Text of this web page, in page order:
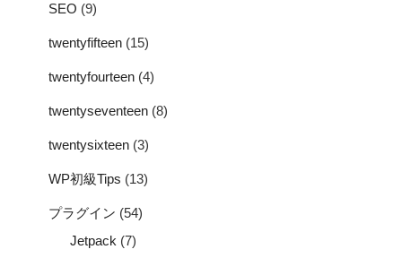
SEO (9)
twentyfifteen (15)
twentyfourteen (4)
twentyseventeen (8)
twentysixteen (3)
WP初級Tips (13)
プラグイン (54)
Jetpack (7)